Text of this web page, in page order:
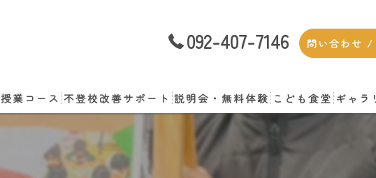
092-407-7146 問い合わせ /
授業コース 不登校改善サポート 説明会・無料体験 こども食堂 ギャラ